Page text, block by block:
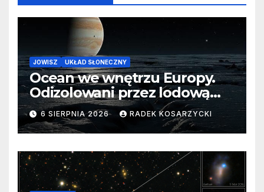
JOWISZ UKŁAD SŁONECZNY
Ocean we wnętrzu Europy.
Odizolowani przez lodową
barierę
6 SIERPNIA 2026 RADEK KOSARZYCKI